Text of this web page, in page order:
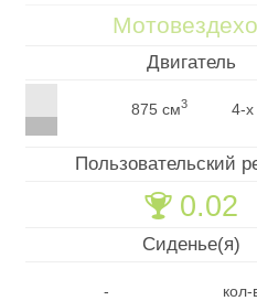
Двигатель
875 см3 4-х
Пользовательский
🏆 0.02
Сиденье(я)
- кол-